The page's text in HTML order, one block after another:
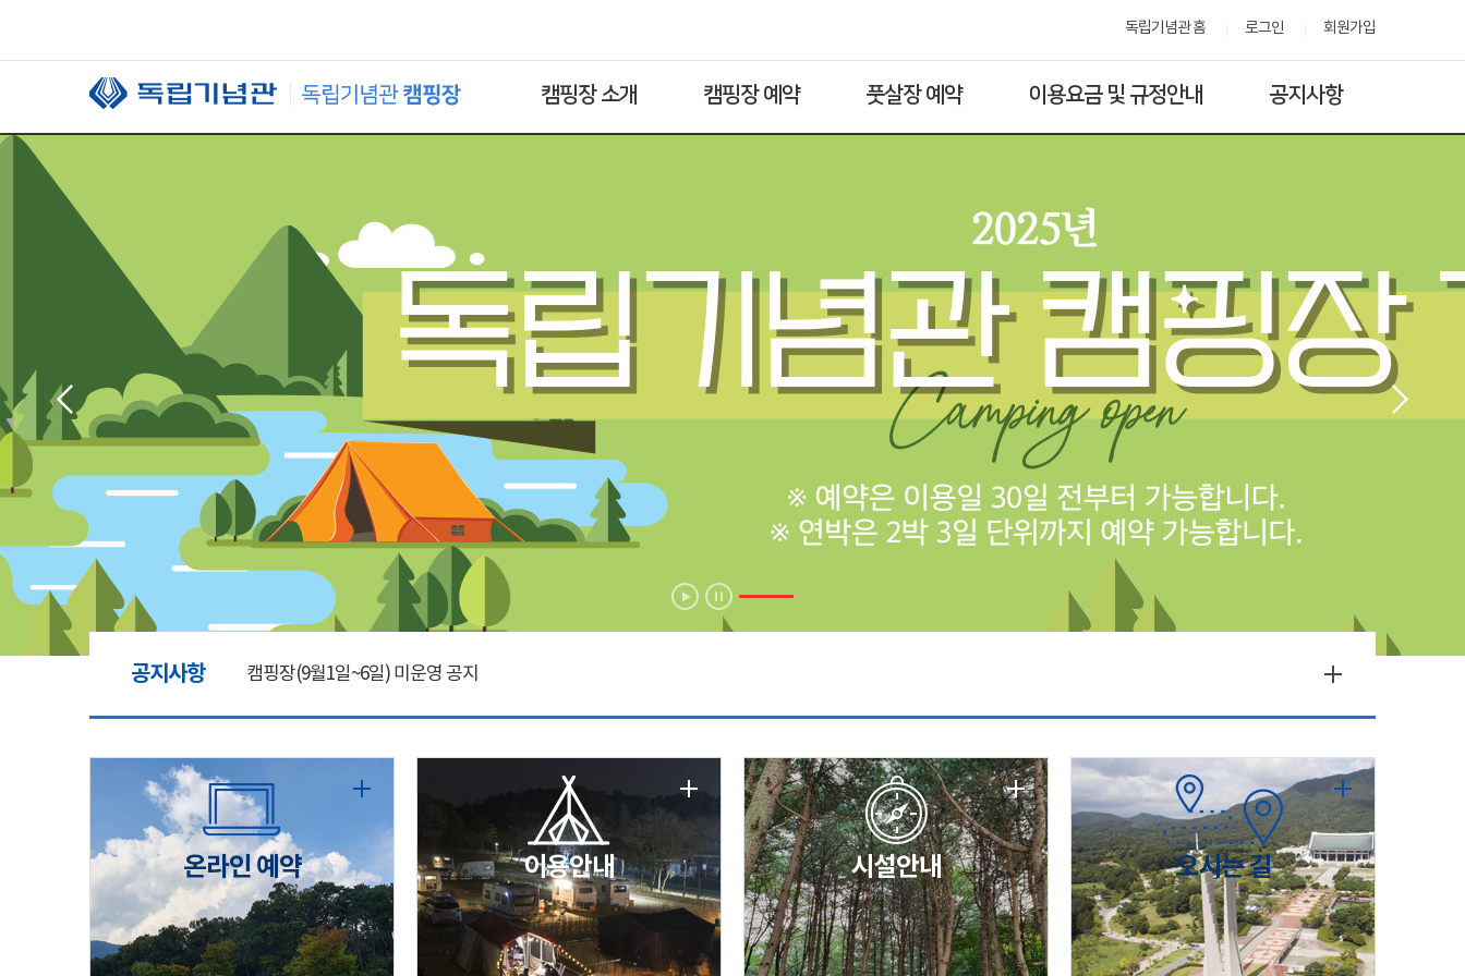
독립기념관 홈 로그인 회원가입
캠핑장 소개 캠핑장 예약 풋살장 예약 이용요금 및 규정안내 공지사항
공지사항 캠핑장(9월1일~6일) 미운영 공지
[6/1]전산시스템 점검 및 안정화에 따른 서비스 이용 제한 안내
2026년 5월 캠핑장 안점 점검의 날 변경 안내
캠핑장(9월1일~6일) 미운영 공지
온라인 예약 이용안내 시설안내 오시는 길